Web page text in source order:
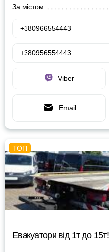
За містом
+380966554443
+380956554443
Viber
Email
Евакуатори від 1т до 15т!